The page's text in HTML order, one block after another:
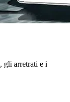
, gli arretrati e i